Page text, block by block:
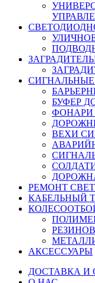
БУФЕР
ФОНАРИ
ВЕХИ
РЕМОНТ
КАБЕЛЬНЫЙ
АКСЕССУАРЫ
ДОСТАВКА И